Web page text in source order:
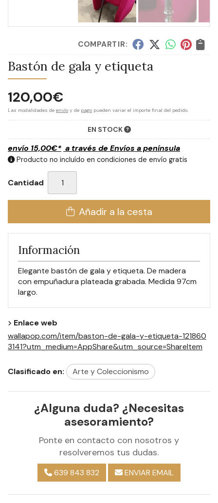
COMPARTIR:
Bastón de gala y etiqueta
120,00€
Las modalidades de envío y de pago pueden variar el importe final del pedido.
EN STOCK
envío 15,00€* a través de Envíos a península
Producto no incluído en condiciones de envío gratis
Cantidad
Añadir a la cesta
Información
Elegante bastón de gala y etiqueta. De madera
con empuñadura plateada grabada. Medida 97cm
largo.
Enlace web
wallapop.com/item/baston-de-gala-y-etiqueta-121860
3141?utm_medium=AppShare&utm_source=ShareItem
Clasificado en: Arte y Coleccionismo
¿Alguna duda? ¿Necesitas
asesoramiento?
Ponte en contacto con nosotros y
resolveremos tus dudas.
639 843 832 ENVIAR EMAIL